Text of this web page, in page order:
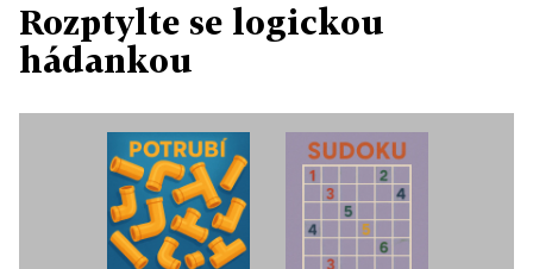
Rozptylte se logickou
hádankou